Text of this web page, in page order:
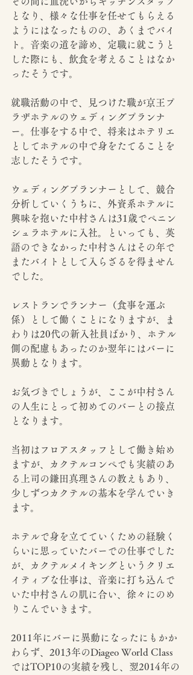
となり、様々な仕事を任せてもらえる
ようにはなったものの、あくまでバイ
ト。音楽の道を諦め、定職に就こうと
した際にも、飲食を考えることはなか
ったそうです。
就職活動の中で、見つけた職が京王プ
ラザホテルのウェディングプランナ
ー。仕事をする中で、将来はホテリエ
としてホテルの中で身をたてることを
志したそうです。
ウェディングプランナーとして、競合
分析していくうちに、外資系ホテルに
興味を抱いた中村さんは31歳でペニン
シュラホテルに入社。といっても、英
語のできなかった中村さんはその年で
またバイトとして入らざるを得ません
でした。
レストランでランナー（食事を運ぶ
係）として働くことになりますが、ま
わりは20代の新入社員ばかり、ホテル
側の配慮もあったのか翌年にはバーに
異動となります。
お気づきでしょうが、ここが中村さん
の人生にとって初めてのバーとの接点
となります。
当初はフロアスタッフとして働き始め
ますが、カクテルコンペでも実績のあ
る上司の鎌田真理さんの教えもあり、
少しずつカクテルの基本を学んでいき
ます。
ホテルで身を立てていくための経験く
らいに思っていたバーでの仕事でした
が、カクテルメイキングというクリエ
イティブな仕事は、音楽に打ち込んで
いた中村さんの肌に合い、徐々にのめ
りこんでいきます。
2011年にバーに異動になったにもかか
わらず、2013年のDiageo World Class
ではTOP10の実績を残し、翌2014年の